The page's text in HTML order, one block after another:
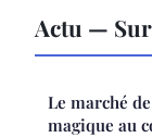
Actu —
Le marché
magique au